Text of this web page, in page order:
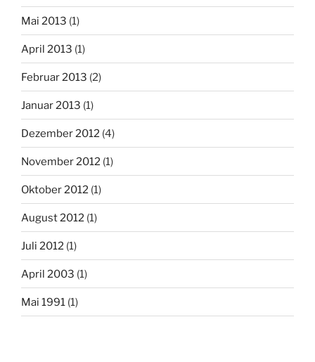
Mai 2013 (1)
April 2013 (1)
Februar 2013 (2)
Januar 2013 (1)
Dezember 2012 (4)
November 2012 (1)
Oktober 2012 (1)
August 2012 (1)
Juli 2012 (1)
April 2003 (1)
Mai 1991 (1)